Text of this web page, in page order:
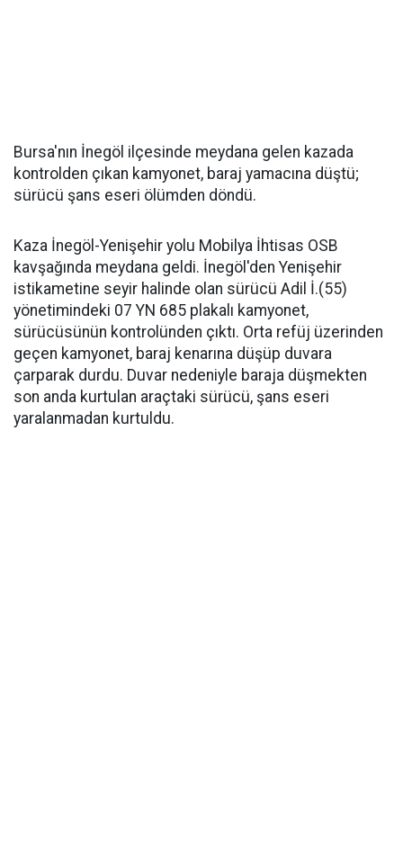
Bursa'nın İnegöl ilçesinde meydana gelen kazada
kontrolden çıkan kamyonet, baraj yamacına düştü;
sürücü şans eseri ölümden döndü.
Kaza İnegöl-Yenişehir yolu Mobilya İhtisas OSB
kavşağında meydana geldi. İnegöl'den Yenişehir
istikametine seyir halinde olan sürücü Adil İ.(55)
yönetimindeki 07 YN 685 plakalı kamyonet,
sürücüsünün kontrolünden çıktı. Orta refüj üzerinden
geçen kamyonet, baraj kenarına düşüp duvara
çarparak durdu. Duvar nedeniyle baraja düşmekten
son anda kurtulan araçtaki sürücü, şans eseri
yaralanmadan kurtuldu.